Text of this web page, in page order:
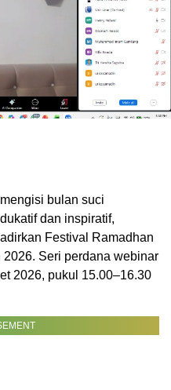
bulan suci
dan inspiratif,
Festival Ramadhan
Seri perdana webinar
2026, pukul 15.00–16.30